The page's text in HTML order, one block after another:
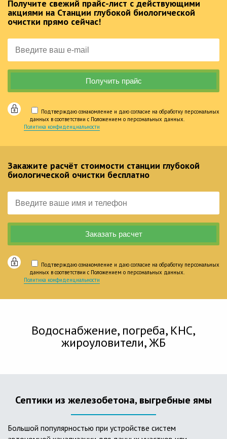
Получите свежий прайс-лист с действующими
акциями на Станции глубокой биологической
очистки прямо сейчас!
Подтверждаю ознакомление и даю согласие на обработку персональных
данных в соответствии с Положением о персональных данных.
Политика конфиденциальности
Закажите расчёт стоимости станции глубокой
биологической очистки бесплатно
Подтверждаю ознакомление и даю согласие на обработку персональных
данных в соответствии с Положением о персональных данных.
Политика конфиденциальности
Водоснабжение, погреба, КНС,
жироуловители, ЖБ
Септики из железобетона, выгребные ямы
Большой популярностью при устройстве систем